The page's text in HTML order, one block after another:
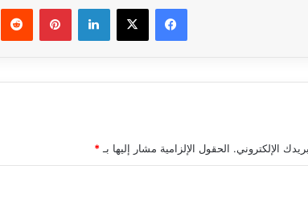
فيسبوك ‫X لينكدإن بينتيريست
‏Reddit
الإلكتروني. الحقول الإلزامية مشار إليها بـ *